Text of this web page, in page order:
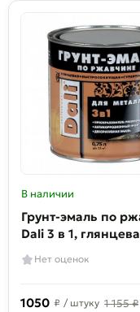
В наличии
Грунт-эмаль по
Dali 3 в 1,
Чёрный
Нет оценок
1050 ₽ / штуку 1 155 ₽